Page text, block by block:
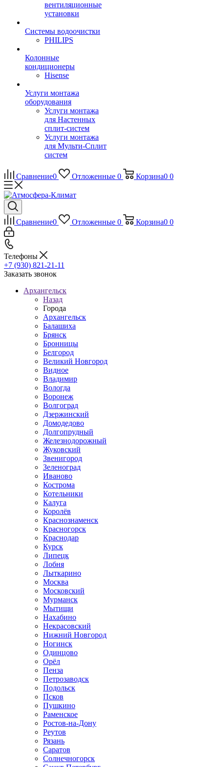
вентиляционные
установки
Системы водоочистки
PHILIPS
Колонные
кондиционеры
Hisense
Услуги монтажа
оборудования
Услуги монтажа
для Настенных
сплит-систем
Услуги монтажа
для Мульти-Сплит
систем
Сравнение0 Отложенные 0 Корзина0 0
Сравнение0 Отложенные 0 Корзина0 0
Телефоны
+7 (930) 821-21-11
Заказать звонок
Архангельск
Назад
Города
Архангельск
Балашиха
Брянск
Бронницы
Белгород
Великий Новгород
Видное
Владимир
Вологда
Воронеж
Волгоград
Дзержинский
Домодедово
Долгопрудный
Железнодорожный
Жуковский
Звенигород
Зеленоград
Иваново
Кострома
Котельники
Калуга
Королёв
Краснознаменск
Красногорск
Краснодар
Курск
Липецк
Лобня
Лыткарино
Москва
Московский
Мурманск
Мытищи
Нахабино
Некрасовский
Нижний Новгород
Ногинск
Одинцово
Орёл
Пенза
Петрозаводск
Подольск
Псков
Пушкино
Раменское
Ростов-на-Дону
Реутов
Рязань
Саратов
Солнечногорск